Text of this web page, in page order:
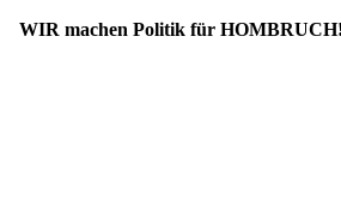
WIR machen Politik für HOMBRUCH!